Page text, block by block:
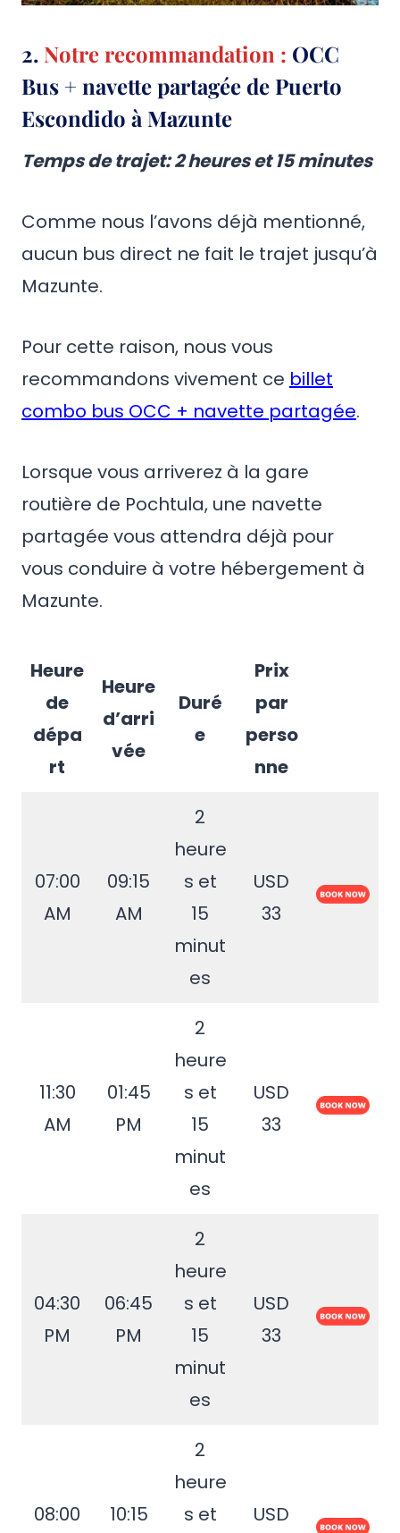
2. Notre recommandation : OCC
Bus + navette partagée de Puerto
Escondido à Mazunte
Temps de trajet: 2 heures et 15 minutes
Comme nous l’avons déjà mentionné,
aucun bus direct ne fait le trajet jusqu’à
Mazunte.
Pour cette raison, nous vous
recommandons vivement ce billet
combo bus OCC + navette partagée.
Lorsque vous arriverez à la gare
routière de Pochtula, une navette
partagée vous attendra déjà pour
vous conduire à votre hébergement à
Mazunte.
Heure
de
dépa
rt
Heure
d’arri
vée
Duré
e
Prix
par
perso
nne
07:00
AM
09:15
AM
2
heure
s et
15
minut
es
USD
33
11:30
AM
01:45
PM
2
heure
s et
15
minut
es
USD
33
04:30
PM
06:45
PM
2
heure
s et
15
minut
es
USD
33
08:00
10:15
2
heure
s et
USD